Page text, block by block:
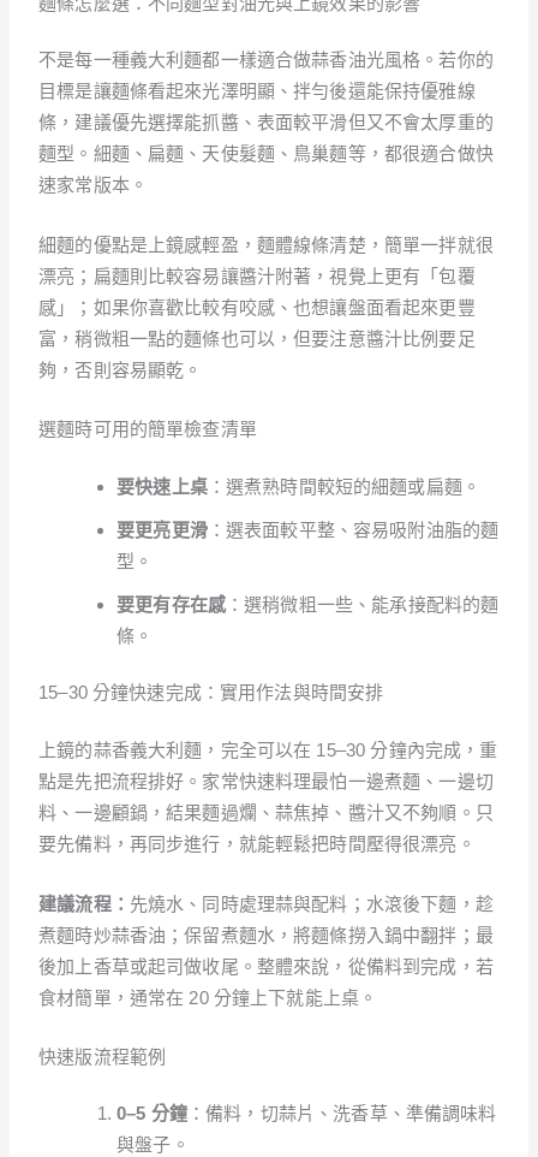
不是每一種義大利麵都一樣適合做蒜香油光風格。若你的
目標是讓麵條看起來光澤明顯、拌勻後還能保持優雅線
條，建議優先選擇能抓醬、表面較平滑但又不會太厚重的
麵型。細麵、扁麵、天使髮麵、鳥巢麵等，都很適合做快
速家常版本。
細麵的優點是上鏡感輕盈，麵體線條清楚，簡單一拌就很
漂亮；扁麵則比較容易讓醬汁附著，視覺上更有「包覆
感」；如果你喜歡比較有咬感、也想讓盤面看起來更豐
富，稍微粗一點的麵條也可以，但要注意醬汁比例要足
夠，否則容易顯乾。
選麵時可用的簡單檢查清單
要快速上桌：選煮熟時間較短的細麵或扁麵。
要更亮更滑：選表面較平整、容易吸附油脂的麵
型。
要更有存在感：選稍微粗一些、能承接配料的麵
條。
15–30 分鐘快速完成：實用作法與時間安排
上鏡的蒜香義大利麵，完全可以在 15–30 分鐘內完成，重
點是先把流程排好。家常快速料理最怕一邊煮麵、一邊切
料、一邊顧鍋，結果麵過爛、蒜焦掉、醬汁又不夠順。只
要先備料，再同步進行，就能輕鬆把時間壓得很漂亮。
建議流程： 先燒水、同時處理蒜與配料；水滾後下麵，趁
煮麵時炒蒜香油；保留煮麵水，將麵條撈入鍋中翻拌；最
後加上香草或起司做收尾。整體來說，從備料到完成，若
食材簡單，通常在 20 分鐘上下就能上桌。
快速版流程範例
0–5 分鐘 ：備料，切蒜片、洗香草、準備調味料
與盤子。